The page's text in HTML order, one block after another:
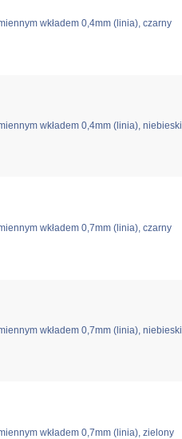
wkładem 0,4mm (linia), czarny
wkładem 0,4mm (linia), niebieski
wkładem 0,7mm (linia), czarny
wkładem 0,7mm (linia), niebieski
wkładem 0,7mm (linia), zielony